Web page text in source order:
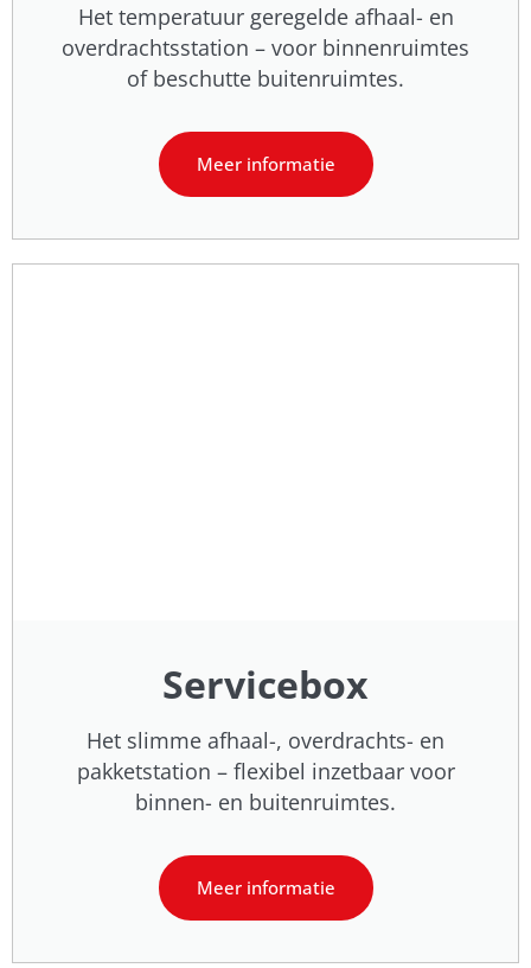
Het temperatuur geregelde afhaal- en
overdrachtsstation – voor binnenruimtes
of beschutte buitenruimtes.
Meer informatie
Servicebox
Het slimme afhaal-, overdrachts- en
pakketstation – flexibel inzetbaar voor
binnen- en buitenruimtes.
Meer informatie